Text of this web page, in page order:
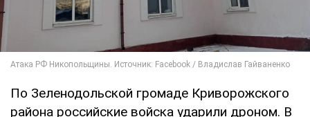
По Зеленодольской громаде Криворожского
района российские войска ударили дроном. В